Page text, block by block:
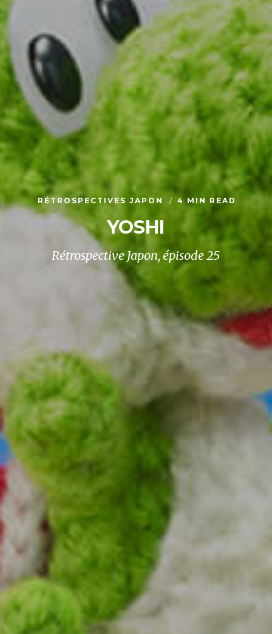
RÉTROSPECTIVES JAPON 4 MIN READ
YOSHI
Rétrospective Japon, épisode 25